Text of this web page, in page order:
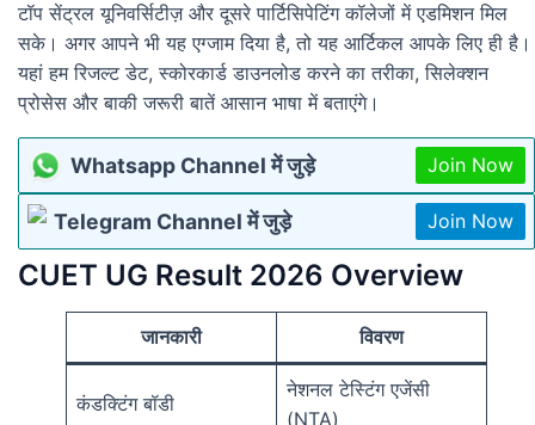
टॉप सेंट्रल यूनिवर्सिटीज़ और दूसरे पार्टिसिपेटिंग कॉलेजों में एडमिशन मिल
सके। अगर आपने भी यह एग्जाम दिया है, तो यह आर्टिकल आपके लिए ही है।
यहां हम रिजल्ट डेट, स्कोरकार्ड डाउनलोड करने का तरीका, सिलेक्शन
प्रोसेस और बाकी जरूरी बातें आसान भाषा में बताएंगे।
Whatsapp Channel में जुड़े Join Now
Telegram Channel में जुड़े Join Now
CUET UG Result 2026 Overview
जानकारी विवरण
कंडक्टिंग बॉडी
नेशनल टेस्टिंग एजेंसी
(NTA)